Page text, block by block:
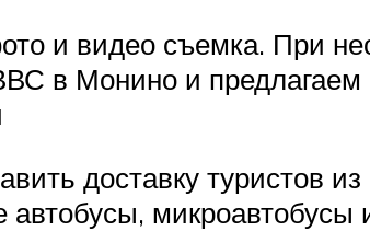
и видео съемка. При
в Монино и
доставку туристов
микроавтобусы